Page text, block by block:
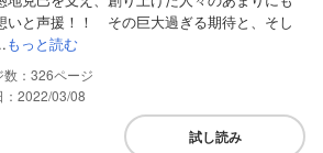
いと声援！！ その巨大過ぎる期待と、そし
もっと読む
326
：2022/03/08
試し読み